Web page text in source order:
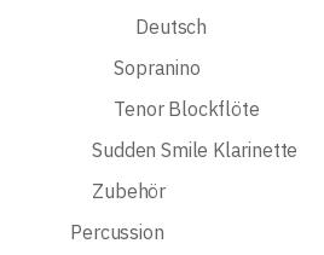
Deutsch
Sopranino
Tenor Blockflöte
Sudden Smile Klarinette
Zubehör
Percussion